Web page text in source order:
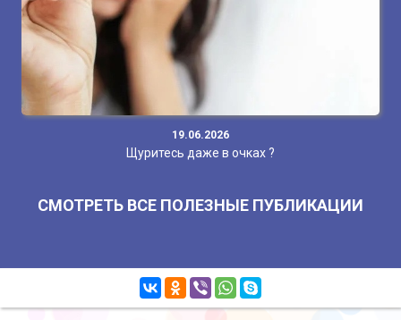
19.06.2026
Щуритесь даже в очках ?
СМОТРЕТЬ ВСЕ ПОЛЕЗНЫЕ ПУБЛИКАЦИИ